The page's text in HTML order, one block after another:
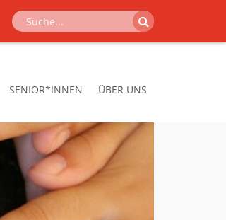
SENIOR*INNEN ÜBER UNS